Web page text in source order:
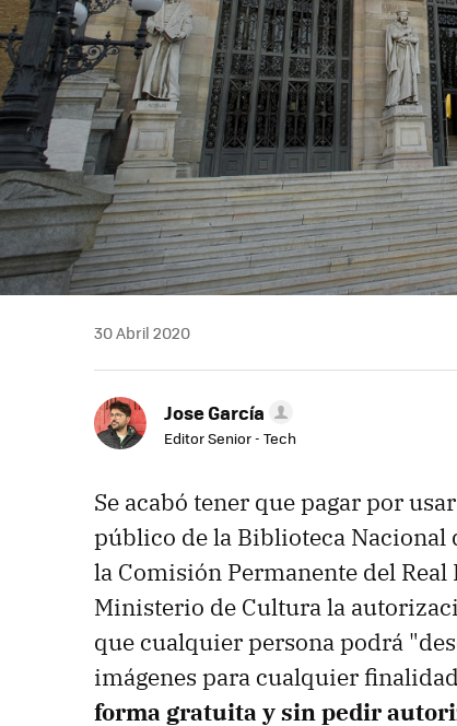
30 Abril 2020
Jose García
Editor Senior - Tech
Se acabó tener que pagar por
público de la Biblioteca Nacional
la Comisión Permanente del
Ministerio de Cultura la
que cualquier persona podrá
imágenes para cualquier
forma gratuita y sin pedir